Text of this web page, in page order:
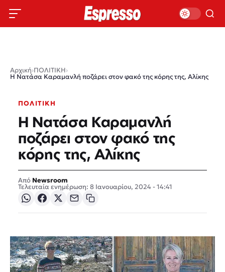
Αρχική›ΠΟΛΙΤΙΚΗ›
Η Νατάσα Καραμανλή ποζάρει στον φακό της κόρης της, Αλίκης
ΠΟΛΙΤΙΚΗ
Η Νατάσα Καραμανλή
ποζάρει στον φακό της
κόρης της, Αλίκης
Newsroom
Τελευταία ενημέρωση: 8 Ιανουαρίου, 2024 - 14:41